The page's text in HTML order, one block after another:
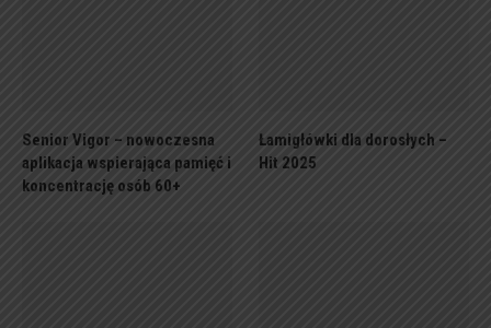
Senior Vigor – nowoczesna
aplikacja wspierająca pamięć i
koncentrację osób 60+
Łamigłówki dla dorosłych –
Hit 2025